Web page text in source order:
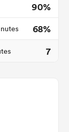
90%
68%
7